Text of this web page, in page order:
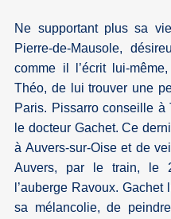
Ne supportant plus sa
Pierre-de-Mausole,
comme il l’écrit lui-
Théo, de lui trouver une
Paris. Pissarro conseille
le docteur Gachet. Ce
à Auvers-sur-Oise et de
Auvers, par le train, le
l’auberge Ravoux.
sa mélancolie, de